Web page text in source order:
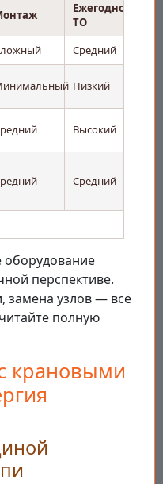
Ежегодное
ТО
Средний
Низкий
Высокий
Средний
перспективе.
замена узлов — всё
полную
крановыми